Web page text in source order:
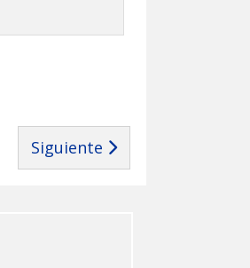
Artículo siguiente: Página
Siguiente